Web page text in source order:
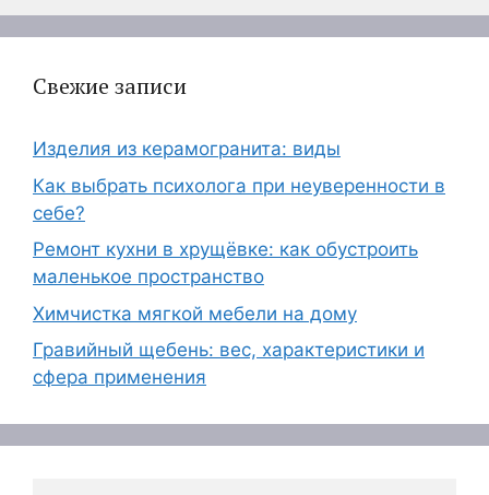
Свежие записи
Изделия из керамогранита: виды
Как выбрать психолога при неуверенности в
себе?
Ремонт кухни в хрущёвке: как обустроить
маленькое пространство
Химчистка мягкой мебели на дому
Гравийный щебень: вес, характеристики и
сфера применения